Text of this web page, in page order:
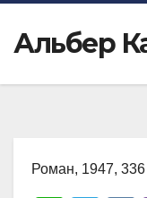
Альбер
Роман, 1947,